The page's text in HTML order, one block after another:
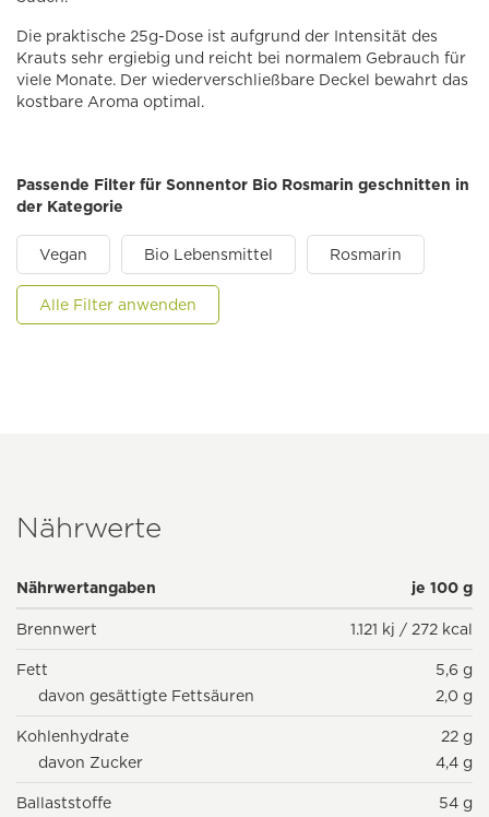
Die praktische 25g-Dose ist aufgrund der Intensität des
Krauts sehr ergiebig und reicht bei normalem Gebrauch für
viele Monate. Der wiederverschließbare Deckel bewahrt das
kostbare Aroma optimal.
Passende Filter für Sonnentor Bio Rosmarin geschnitten in
der Kategorie
Vegan Bio Lebensmittel Rosmarin
Alle Filter anwenden
Nährwerte
Nährwertangaben je 100 g
Brennwert 1.121 kj / 272 kcal
Fett
5,6 g
davon gesättigte Fettsäuren
2,0 g
Kohlenhydrate
22 g
davon Zucker
4,4 g
Ballaststoffe 54 g